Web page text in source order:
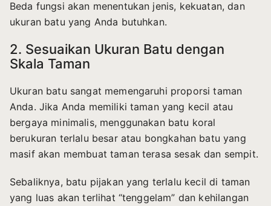
Beda fungsi akan menentukan jenis, kekuatan, dan
ukuran batu yang Anda butuhkan.
2. Sesuaikan Ukuran Batu dengan
Skala Taman
Ukuran batu sangat memengaruhi proporsi taman
Anda. Jika Anda memiliki taman yang kecil atau
bergaya minimalis, menggunakan batu koral
berukuran terlalu besar atau bongkahan batu yang
masif akan membuat taman terasa sesak dan sempit.
Sebaliknya, batu pijakan yang terlalu kecil di taman
yang luas akan terlihat “tenggelam” dan kehilangan